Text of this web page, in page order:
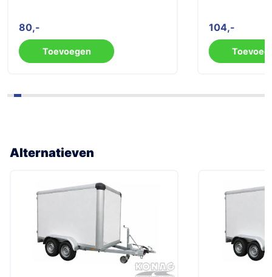
80
Toevoegen
104
Alternatieven